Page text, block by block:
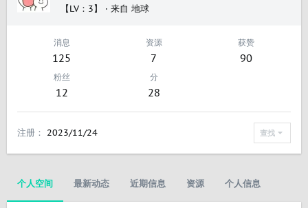
【LV：3】 · 来自 地球
消息
125
资源
7
获赞
90
粉丝
12
分
28
注册 2023/11/24 查找
个人空间 最新动态 近期信息 资源 个人信息